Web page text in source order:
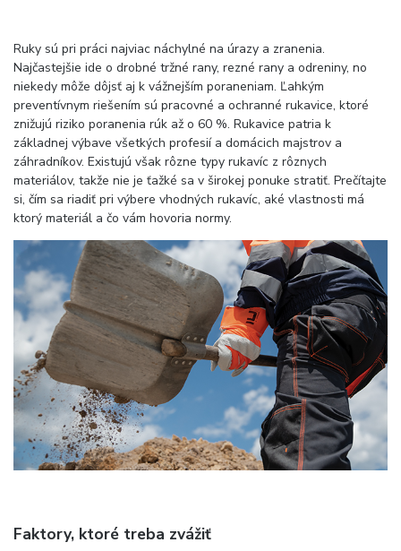
Ruky sú pri práci najviac náchylné na úrazy a zranenia.
Najčastejšie ide o drobné tržné rany, rezné rany a odreniny, no
niekedy môže dôjsť aj k vážnejším poraneniam. Ľahkým
preventívnym riešením sú pracovné a ochranné rukavice, ktoré
znižujú riziko poranenia rúk až o 60 %. Rukavice patria k
základnej výbave všetkých profesií a domácich majstrov a
záhradníkov. Existujú však rôzne typy rukavíc z rôznych
materiálov, takže nie je ťažké sa v širokej ponuke stratiť. Prečítajte
si, čím sa riadiť pri výbere vhodných rukavíc, aké vlastnosti má
ktorý materiál a čo vám hovoria normy.
Faktory, ktoré treba zvážiť